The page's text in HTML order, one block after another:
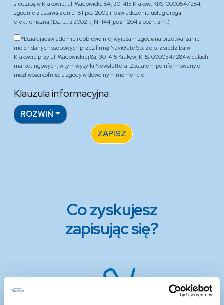
siedzibą w Krakowie, ul. Wadowicka 8A, 30-415 Kraków, KRS: 0000547284,
zgodnie z ustawą z dnia 18 lipca 2002 r. o świadczeniu usług drogą
elektroniczną (Dz. U. z 2002 r., Nr 144, poz. 1204 z późn. zm.)
*Działając świadomie i dobrowolnie, wyrażam zgodę na przetwarzanie
moich danych osobowych przez firmę NaviGate Sp. z o.o. z siedzibą w
Krakowie przy ul. Wadowickiej 8a, 30-415 Kraków, KRS: 0000547284 w celach
marketingowych, w tym wysyłki Newslettera. Zostałem poinformowany o
możliwości cofnięcia zgody w dowolnym momencie.
Klauzula informacyjna:
ROZWIŃ
ZAPISZ
Co zyskujesz
zapisując się?